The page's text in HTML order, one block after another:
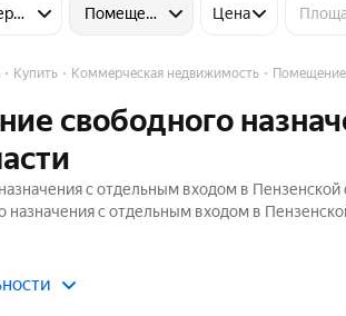
недвижимость
Помещение свободного
Цена
Купить Коммерческая недвижимость Помещение
свободного
с отдельным входом в
с отдельным входом в